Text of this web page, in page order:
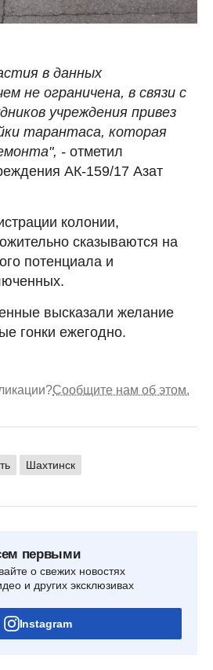
в данных
не ограничена, в связи с
учреждения привез
тарантаса, которая
- отметил
АК-159/17 Азат
колонии,
сказываются на
потенциала и
высказали желание
гонки ежегодно.
Сообщите нам об этом.
Шахтинск
первыми
о свежих новостях
и других эксклюзивах
Instagram